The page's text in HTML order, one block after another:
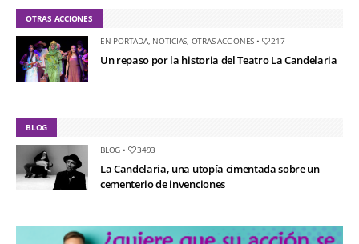
OTRAS ACCIONES
EN PORTADA, NOTICIAS OTRAS ACCIONES • 217
Un repaso por la historia del Teatro La Candelaria
BLOG
BLOG • 3493
La Candelaria, una utopía cimentada sobre un
cementerio de invenciones